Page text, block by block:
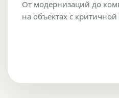
От модернизаций до
на объектах с критичной